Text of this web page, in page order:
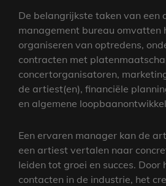
De belangrijkste taken van een
management bureau omvatten
organiseren van optredens,
contracten met
concertorganisatoren,
de artiest(en), financiële
en algemene
Een ervaren manager kan de
een artiest vertalen naar
leiden tot groei en succes. Door
contacten in de industrie, het